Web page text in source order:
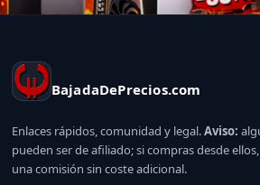
BajadaDePrecios.com
Enlaces rápidos, comunidad y legal.Aviso:
pueden ser de afiliado; si compras desde
una comisión sin coste adicional.